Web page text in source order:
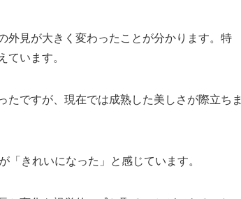
外見が大きく変わったことが分かります。特
います。
ですが、現在では成熟した美しさが際立ちま
きれいになった」と感じています。